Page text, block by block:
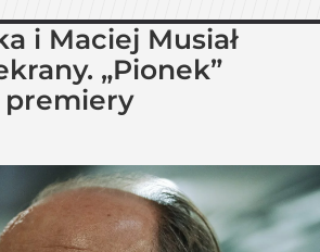
i Maciej Musiał
„Pionek”
premiery